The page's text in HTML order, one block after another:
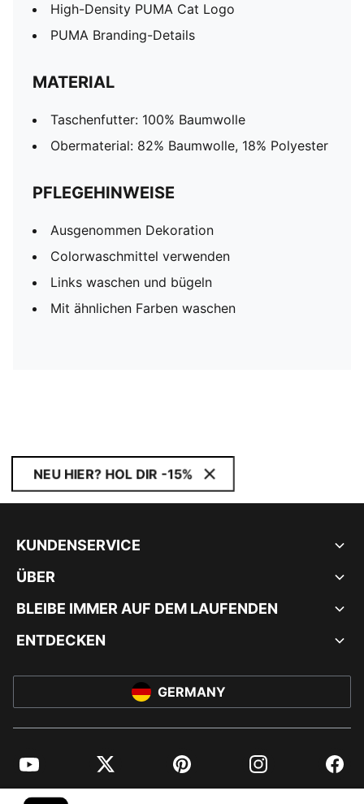
High-Density PUMA Cat Logo
PUMA Branding-Details
MATERIAL
Taschenfutter: 100% Baumwolle
Obermaterial: 82% Baumwolle, 18% Polyester
PFLEGEHINWEISE
Ausgenommen Dekoration
Colorwaschmittel verwenden
Links waschen und bügeln
Mit ähnlichen Farben waschen
NEU HIER? HOL DIR -15%
KUNDENSERVICE
ÜBER
BLEIBE IMMER AUF DEM LAUFENDEN
ENTDECKEN
GERMANY
YouTube Twitter Pinterest Instagram